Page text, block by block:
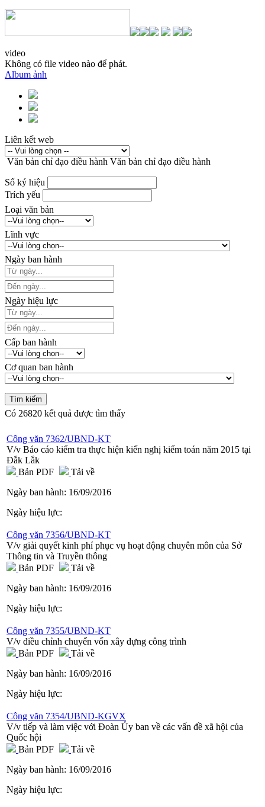
video
Không có file video nào để phát.
Album ảnh
Liên kết web
Văn bản chỉ đạo điều hành Văn bản chỉ đạo điều hành
Số ký hiệu
Trích yếu
Loại văn bản
Lĩnh vực
Ngày ban hành
Ngày hiệu lực
Cấp ban hành
Cơ quan ban hành
Có 26820 kết quả được tìm thấy
Công văn 7362/UBND-KT
V/v Báo cáo kiểm tra thực hiện kiến nghị kiểm toán năm 2015 tại
Đắk Lắk
Bản PDF
Tải về
Ngày ban hành: 16/09/2016
Ngày hiệu lực:
Công văn 7356/UBND-KT
V/v giải quyết kinh phí phục vụ hoạt động chuyên môn của Sở
Thông tin và Truyền thông
Bản PDF
Tải về
Ngày ban hành: 16/09/2016
Ngày hiệu lực:
Công văn 7355/UBND-KT
V/v điều chỉnh chuyển vốn xây dựng công trình
Bản PDF
Tải về
Ngày ban hành: 16/09/2016
Ngày hiệu lực:
Công văn 7354/UBND-KGVX
V/v tiếp và làm việc với Đoàn Ủy ban về các vấn đề xã hội của
Quốc hội
Bản PDF
Tải về
Ngày ban hành: 16/09/2016
Ngày hiệu lực: